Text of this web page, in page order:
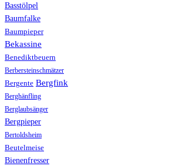
Basstölpel
Baumfalke
Baumpieper
Bekassine
Benediktbeuern
Berbersteinschmätzer
Bergente Bergfink
Berghänfling
Berglaubsänger
Bergpieper
Bertoldsheim
Beutelmeise
Bienenfresser